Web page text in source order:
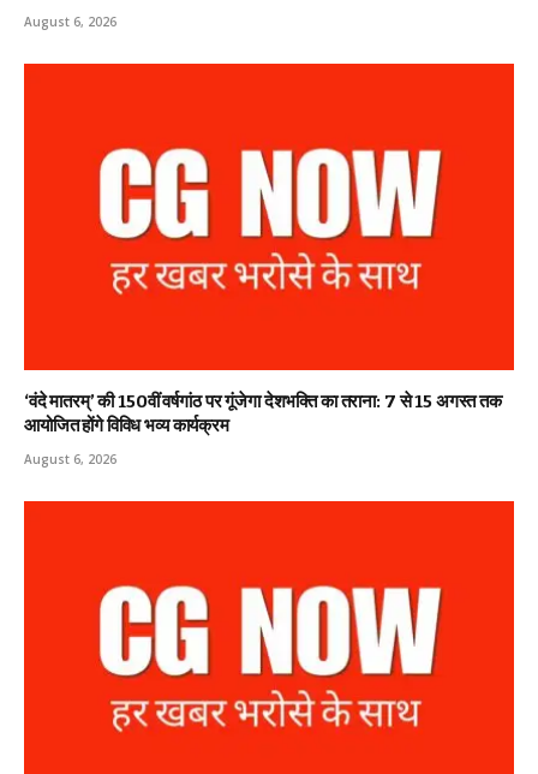
August 6, 2026
‘वंदे मातरम्’ की 150वीं वर्षगांठ पर गूंजेगा देशभक्ति का तराना: 7 से 15 अगस्त तक
आयोजित होंगे विविध भव्य कार्यक्रम
August 6, 2026